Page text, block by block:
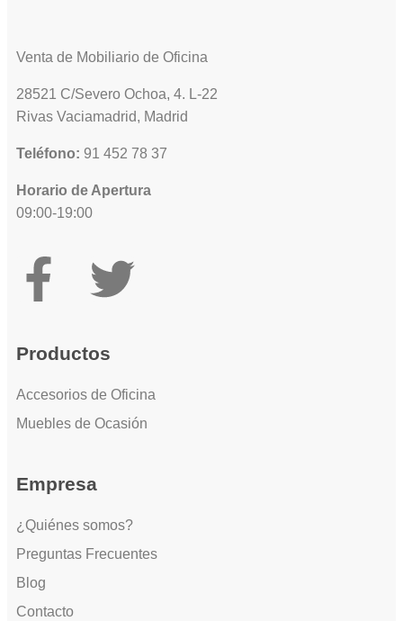
Venta de Mobiliario de Oficina
28521 C/Severo Ochoa, 4. L-22
Rivas Vaciamadrid, Madrid
Teléfono: 91 452 78 37
Horario de Apertura
09:00-19:00
Productos
Accesorios de Oficina
Muebles de Ocasión
Empresa
¿Quiénes somos?
Preguntas Frecuentes
Blog
Contacto